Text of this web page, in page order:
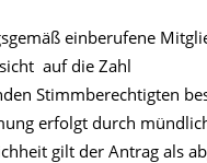
einberufene
auf die Zahl
Stimmberechtigten
erfolgt durch
gilt der Antrag als